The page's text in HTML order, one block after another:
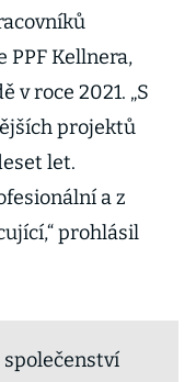
Kellnera,
v roce 2021. „S
projektů
let.
a z
prohlásil
společenství